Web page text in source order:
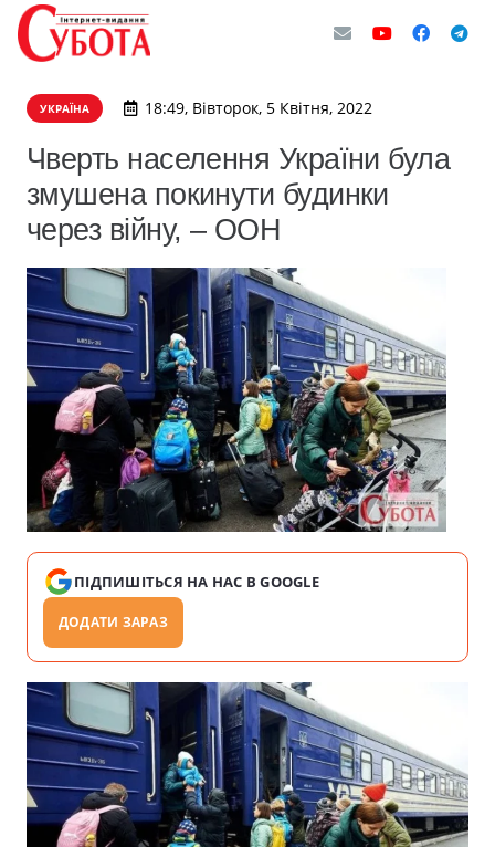
УКРАЇНА 18:49, Вівторок, 5 Квітня, 2022
Чверть населення України була
змушена покинути будинки
через війну, – ООН
ПІДПИШІТЬСЯ НА НАС В GOOGLE
ДОДАТИ ЗАРАЗ